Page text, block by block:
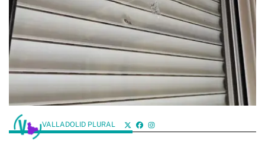
VALLADOLID PLURAL